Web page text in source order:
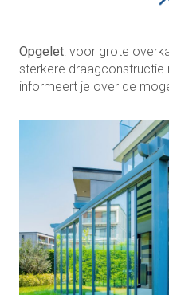
Opgelet: voor grote
sterkere draagconstructie
informeert je over de